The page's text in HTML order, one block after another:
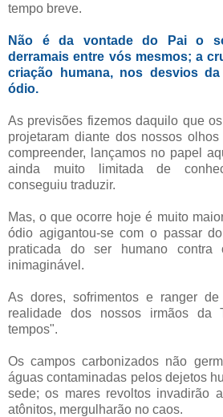
tempo breve.
Não é da vontade do Pai o
derramais entre vós mesmos; a
criação humana, nos desvios
ódio.
As previsões fizemos daquilo que
projetaram diante dos nossos
compreender, lançamos no papel
ainda muito limitada de
conseguiu traduzir.
Mas, o que ocorre hoje é muito
ódio agigantou-se com o passar
praticada do ser humano
inimaginável.
As dores, sofrimentos e ranger
realidade dos nossos irmãos
tempos".
Os campos carbonizados não
águas contaminadas pelos dejetos
sede; os mares revoltos invadirão
atônitos, mergulharão no caos.